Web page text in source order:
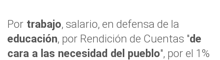
Por trabajo, salario, en defensa de la
educación, por Rendición de Cuentas "de
cara a las necesidad del pueblo", por el 1%